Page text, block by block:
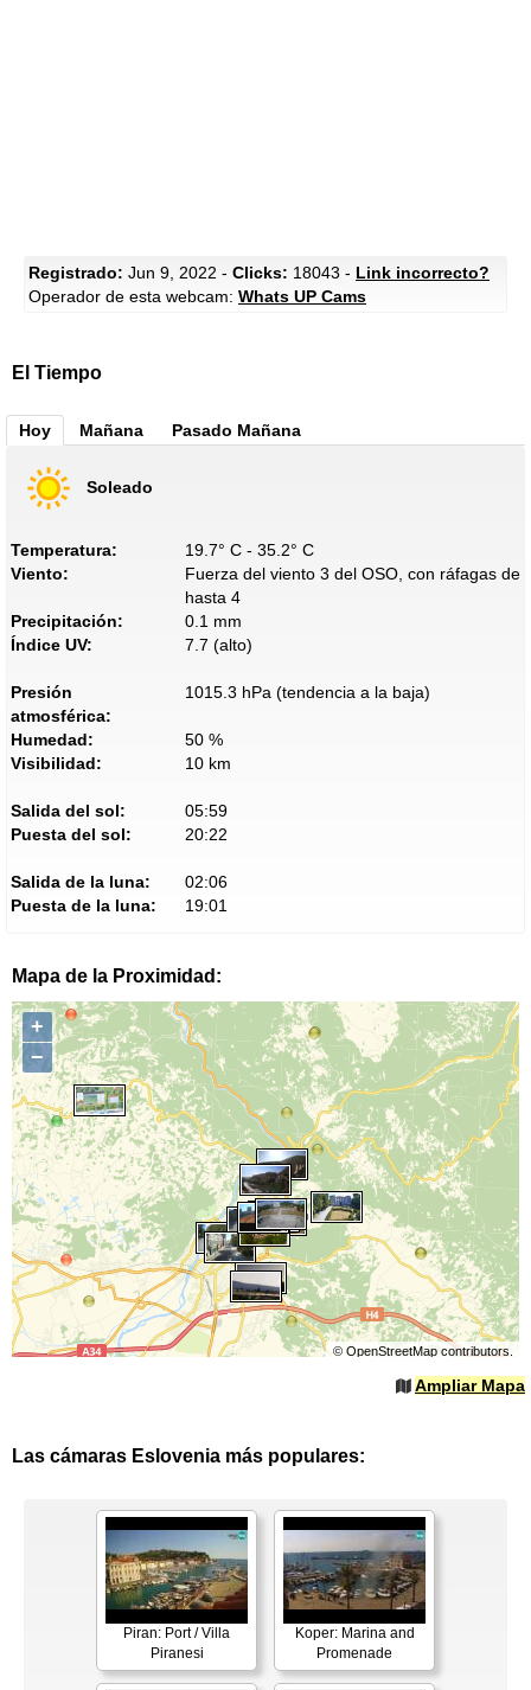
Registrado: Jun 9, 2022 - Clicks: 18043 - Link incorrecto?
Operador de esta webcam: Whats UP Cams
El Tiempo
Hoy Mañana Pasado Mañana
Soleado
Temperatura:
19.7° C - 35.2° C
Viento:
Fuerza del viento 3 del OSO, con ráfagas de
hasta 4
Precipitación:
0.1 mm
Índice UV:
7.7 (alto)
Presión
atmosférica:
1015.3 hPa (tendencia a la baja)
Humedad:
50 %
Visibilidad:
10 km
Salida del sol:
05:59
Puesta del sol:
20:22
Salida de la luna:
02:06
Puesta de la luna:
19:01
Mapa de la Proximidad:
+
−
© OpenStreetMapcontributors.
Ampliar Mapa
Las cámaras Eslovenia más populares:
Piran: Port / Villa
Piranesi
Koper: Marina and
Promenade